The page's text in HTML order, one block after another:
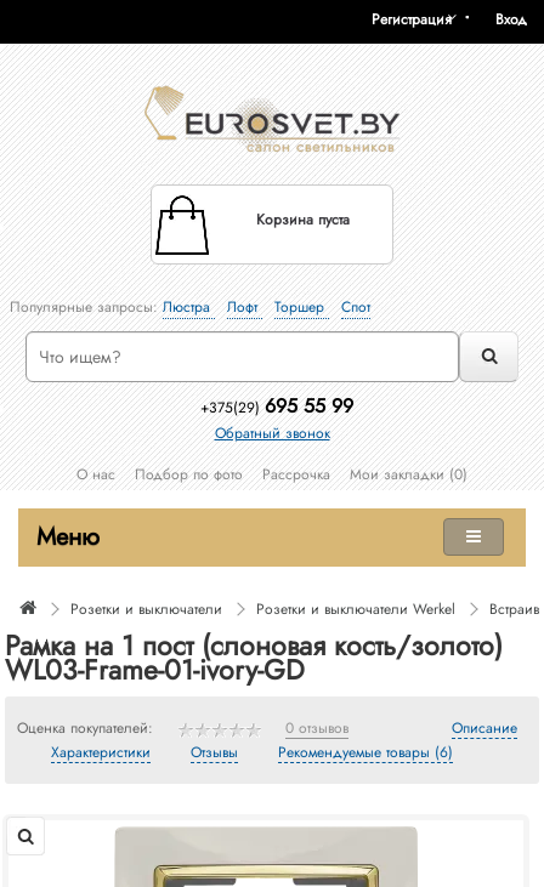
Вход
Регистрация
Корзина пуста
Популярные запросы:Люстра Лофт Торшер Спот
+375(29) 695 55 99
Обратный звонок
О нас
Подбор по фото Рассрочка Мои закладки (0)
Меню
Розетки и выключатели Розетки и выключатели Werkel
Рамка на 1 пост (слоновая кость/золото)
WL03-Frame-01-ivory-GD
Оценка покупателей: 0 отзывов
Описание
Характеристики
Отзывы Рекомендуемые товары (6)